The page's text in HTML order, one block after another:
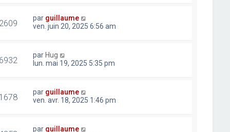
par guillaume
ven. juin 20, 2025 6:56 am
par Hug
lun. mai 19, 2025 5:35 pm
par guillaume
ven. avr. 18, 2025 1:46 pm
par guillaume